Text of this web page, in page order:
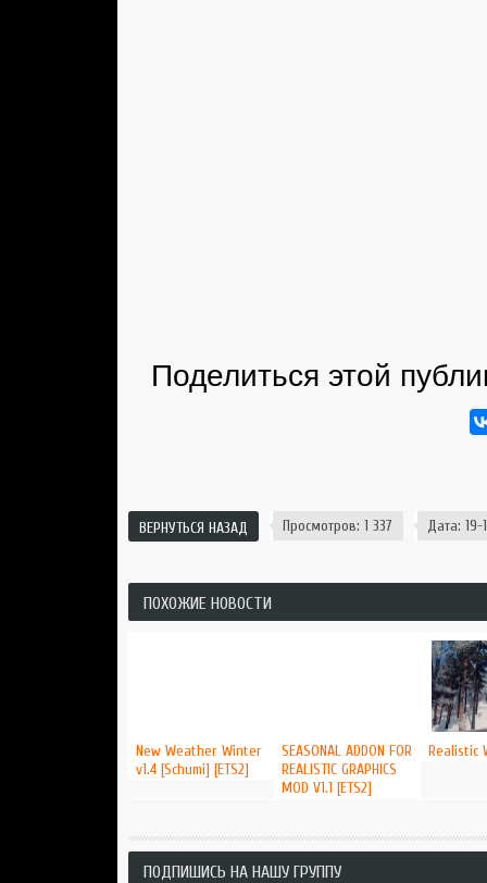
Поделиться этой
ВЕРНУТЬСЯ НАЗАД Просмотров: 1 337 Дата: 19-
ПОХОЖИЕ НОВОСТИ
New Weather Winter
v1.4 [Schumi] [ETS2]
SEASONAL ADDON FOR
REALISTIC GRAPHICS
MOD V1.1 [ETS2]
Realistic
ПОДПИШИСЬ НА НАШУ ГРУППУ